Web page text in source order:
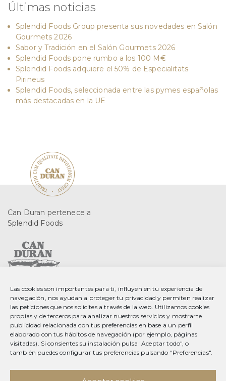
Las cookies son importantes para ti, influyen en tu experiencia de
navegación, nos ayudan a proteger tu privacidad y permiten realizar
las peticiones que nos solicites a través de la web. Utilizamos cookies
propias y de terceros para analizar nuestros servicios y mostrarte
publicidad relacionada con tus preferencias en base a un perfil
elaborado con tus hábitos de navegación (por ejemplo, páginas
visitadas). Si consientes su instalación pulsa "Aceptar todo", o
también puedes configurar tus preferencias pulsando “Preferencias".
Últimas noticias
Splendid Foods Group presenta sus novedades en Salón
Gourmets 2026
Sabor y Tradición en el Salón Gourmets 2026
Splendid Foods pone rumbo a los 100 M€
Splendid Foods adquiere el 50% de Especialitats
Pirineus
Splendid Foods, seleccionada entre las pymes españolas
más destacadas en la UE
Can Duran pertenece a
Splendid Foods
C. Gurri, 2 08553 Seva
Barcelona, Spain
T 34 93 889 23 35
F 34 93 889 20 78
info@splendid-foods.com
Aviso legal